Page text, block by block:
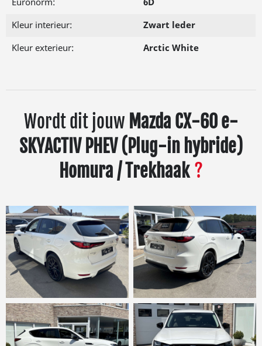
Kleur interieur:
Zwart leder
Kleur exterieur:
Arctic White
Wordt dit jouw Mazda CX-60 e-
SKYACTIV PHEV (Plug-in hybride)
Homura / Trekhaak ?